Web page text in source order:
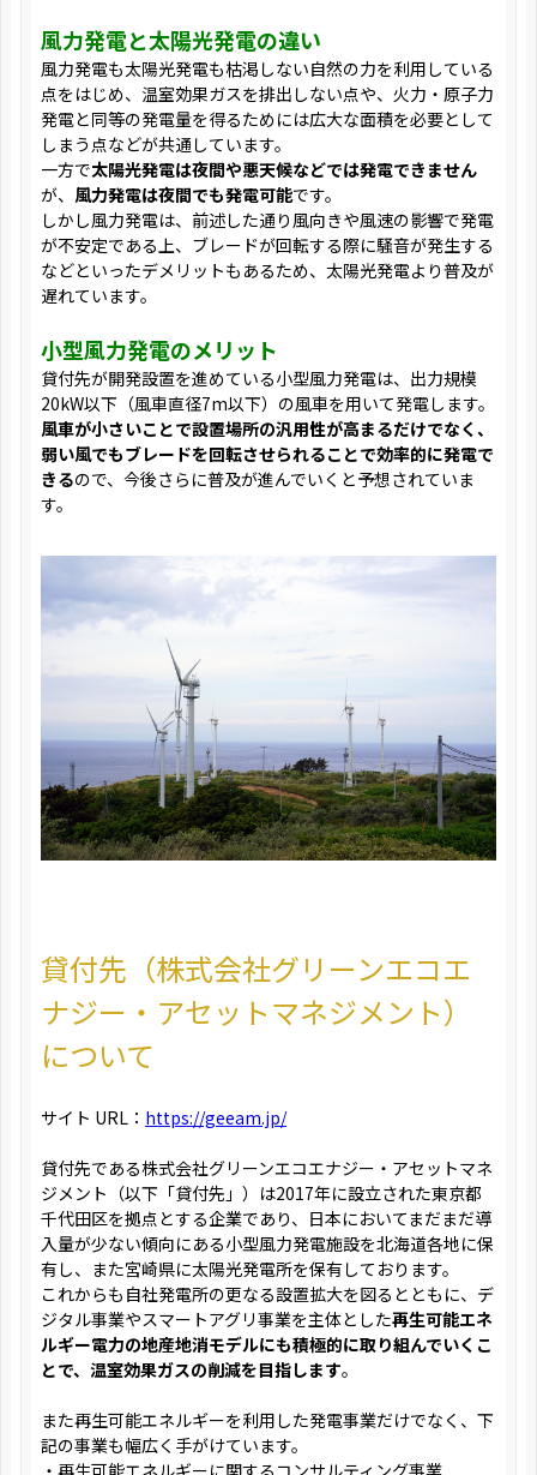
風力発電と太陽光発電の違い
風力発電も太陽光発電も枯渇しない自然の力を利用している
点をはじめ、温室効果ガスを排出しない点や、火力・原子力
発電と同等の発電量を得るためには広大な面積を必要として
しまう点などが共通しています。
一方で太陽光発電は夜間や悪天候などでは発電できません
が、 風力発電は夜間でも発電可能です。
しかし風力発電は、前述した通り風向きや風速の影響で発電
が不安定である上、ブレードが回転する際に騒音が発生する
などといったデメリットもあるため、太陽光発電より普及が
遅れています。
小型風力発電のメリット
貸付先が開発設置を進めている小型風力発電は、出力規模
20kW以下（風車直径7m以下）の風車を用いて発電します。
風車が小さいことで設置場所の汎用性が高まるだけでなく、
弱い風でもブレードを回転させられることで効率的に発電で
きるので、今後さらに普及が進んでいくと予想されていま
す。
貸付先（株式会社グリーンエコエ
ナジー・アセットマネジメント）
について
サイト URL： https://geeam.jp/
貸付先である株式会社グリーンエコエナジー・アセットマネ
ジメント（以下「貸付先」）は2017年に設立された東京都
千代田区を拠点とする企業であり、日本においてまだまだ導
入量が少ない傾向にある小型風力発電施設を北海道各地に保
有し、また宮崎県に太陽光発電所を保有しております。
これからも自社発電所の更なる設置拡大を図るとともに、デ
ジタル事業やスマートアグリ事業を主体とした再生可能エネ
ルギー電力の地産地消モデルにも積極的に取り組んでいくこ
とで、温室効果ガスの削減を目指します。
また再生可能エネルギーを利用した発電事業だけでなく、下
記の事業も幅広く手がけています。
・再生可能エネルギーに関するコンサルティング事業